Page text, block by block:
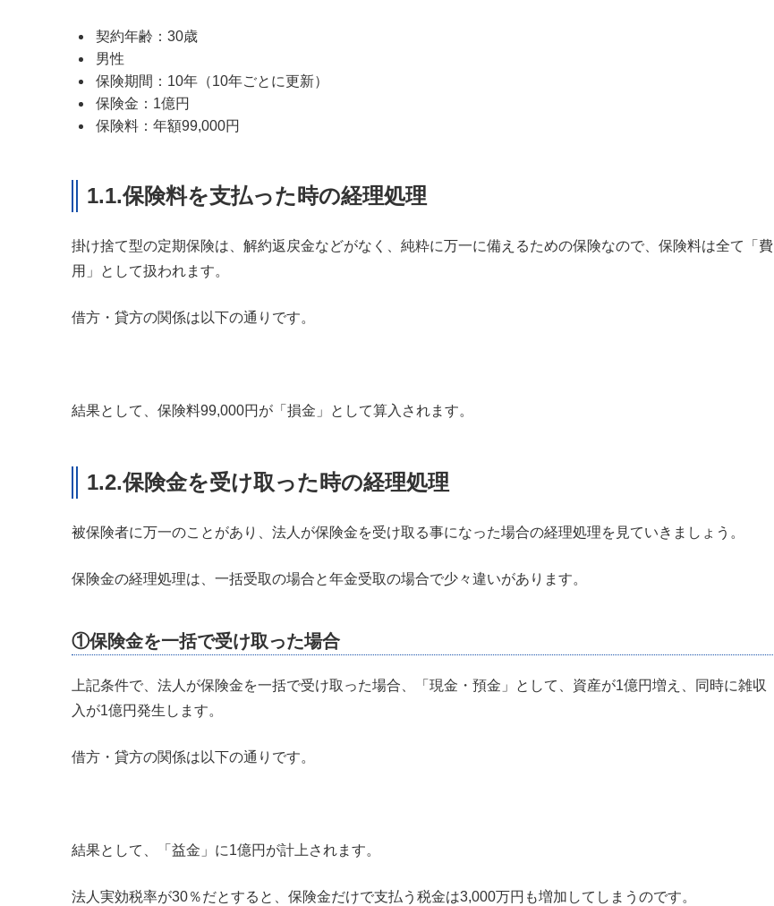
契約年齢：30歳
男性
保険期間：10年（10年ごとに更新）
保険金：1億円
保険料：年額99,000円
1.1.保険料を支払った時の経理処理
掛け捨て型の定期保険は、解約返戻金などがなく、純粋に万一に備えるための保険なので、保険料は全て「費
用」として扱われます。
借方・貸方の関係は以下の通りです。
結果として、保険料99,000円が「損金」として算入されます。
1.2.保険金を受け取った時の経理処理
被保険者に万一のことがあり、法人が保険金を受け取る事になった場合の経理処理を見ていきましょう。
保険金の経理処理は、一括受取の場合と年金受取の場合で少々違いがあります。
①保険金を一括で受け取った場合
上記条件で、法人が保険金を一括で受け取った場合、「現金・預金」として、資産が1億円増え、同時に雑収
入が1億円発生します。
借方・貸方の関係は以下の通りです。
結果として、「益金」に1億円が計上されます。
法人実効税率が30％だとすると、保険金だけで支払う税金は3,000万円も増加してしまうのです。